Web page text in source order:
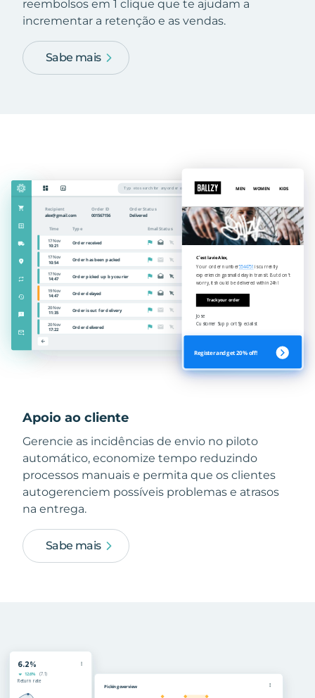
reembolsos em 1 clique que te ajudam a
incrementar a retenção e as vendas.
Sabe mais
Apoio ao cliente
Gerencie as incidências de envio no piloto
automático, economize tempo reduzindo
processos manuais e permita que os clientes
autogerenciem possíveis problemas e atrasos
na entrega.
Sabe mais